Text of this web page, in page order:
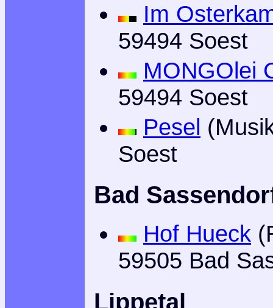
Im
59494 Soest
MONGOlei
59494 Soest
Pesel
Soest
Bad
Hof Hueck
59505 Bad
Lippetal